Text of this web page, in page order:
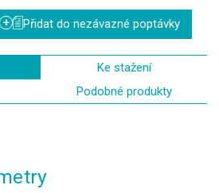
+ Přidat do nezávazné poptávky
Ke stažení
Podobné produkty